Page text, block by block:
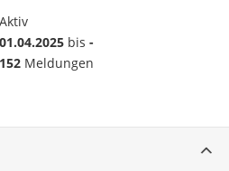
Aktiv
01.04.2025bis -
152Meldungen